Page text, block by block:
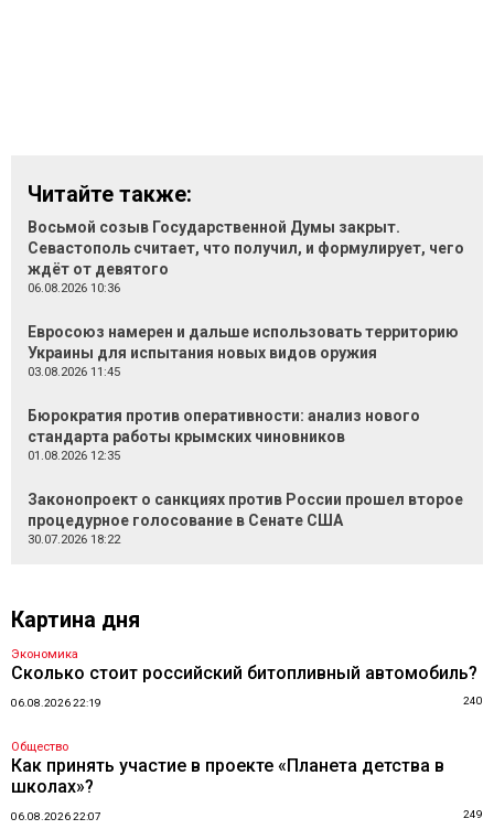
Читайте также:
Восьмой созыв Государственной Думы закрыт.
Севастополь считает, что получил, и формулирует, чего
ждёт от девятого
06.08.2026 10:36
Евросоюз намерен и дальше использовать территорию
Украины для испытания новых видов оружия
03.08.2026 11:45
Бюрократия против оперативности: анализ нового
стандарта работы крымских чиновников
01.08.2026 12:35
Законопроект о санкциях против России прошел второе
процедурное голосование в Сенате США
30.07.2026 18:22
Картина дня
Экономика
Сколько стоит российский битопливный автомобиль?
06.08.2026 22:19 240
Общество
Как принять участие в проекте «Планета детства в
школах»?
06.08.2026 22:07 249